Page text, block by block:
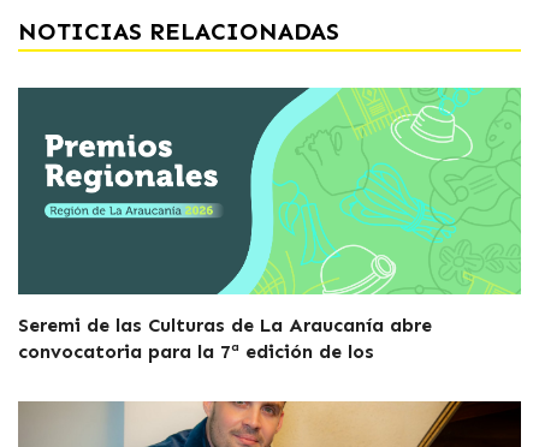
NOTICIAS RELACIONADAS
Seremi de las Culturas de La Araucanía abre
convocatoria para la 7ª edición de los